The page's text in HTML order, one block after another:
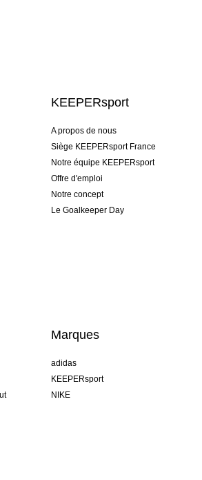
KEEPERsport
A propos de nous
Siège KEEPERsport France
Notre équipe KEEPERsport
Offre d'emploi
Notre concept
Le Goalkeeper Day
Marques
adidas
KEEPERsport
NIKE